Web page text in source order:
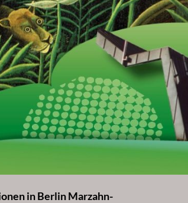
in Berlin Marzahn-